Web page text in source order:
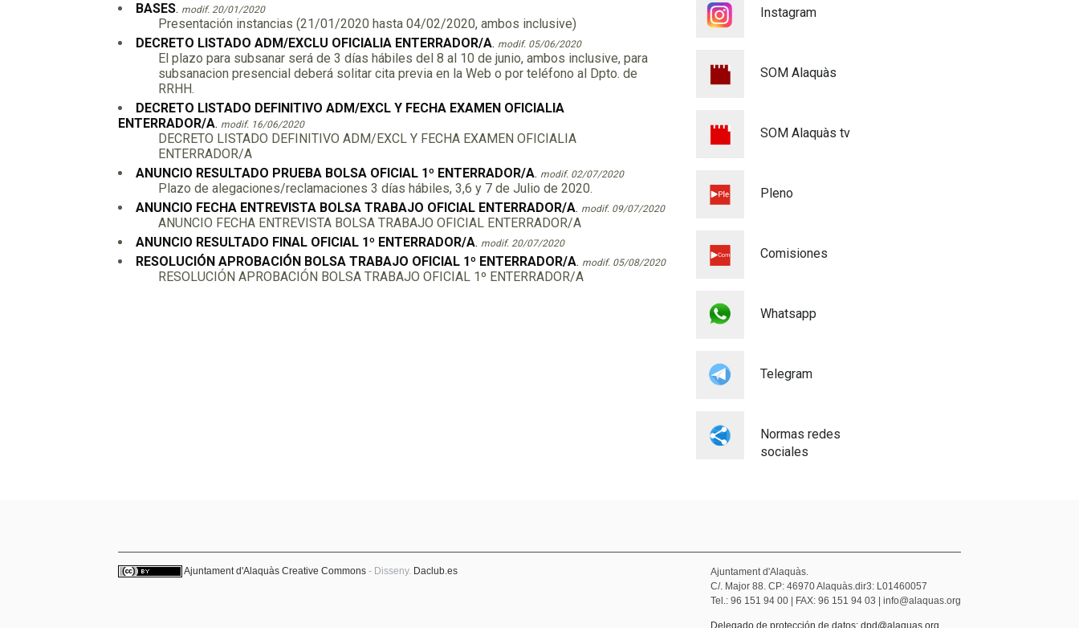
BASES. modif. 20/01/2020
Presentación instancias (21/01/2020 hasta 04/02/2020, ambos inclusive)
DECRETO LISTADO ADM/EXCLU OFICIALIA ENTERRADOR/A. modif. 05/06/2020
El plazo para subsanar será de 3 días hábiles del 8 al 10 de junio, ambos inclusive, para
subsanacion presencial deberá solitar cita previa en la Web o por teléfono al Dpto. de
RRHH.
DECRETO LISTADO DEFINITIVO ADM/EXCL Y FECHA EXAMEN OFICIALIA
ENTERRADOR/A. modif. 16/06/2020
DECRETO LISTADO DEFINITIVO ADM/EXCL Y FECHA EXAMEN OFICIALIA
ENTERRADOR/A
ANUNCIO RESULTADO PRUEBA BOLSA OFICIAL 1º ENTERRADOR/A. modif. 02/07/2020
Plazo de alegaciones/reclamaciones 3 días hábiles, 3,6 y 7 de Julio de 2020.
ANUNCIO FECHA ENTREVISTA BOLSA TRABAJO OFICIAL ENTERRADOR/A. modif. 09/07/2020
ANUNCIO FECHA ENTREVISTA BOLSA TRABAJO OFICIAL ENTERRADOR/A
ANUNCIO RESULTADO FINAL OFICIAL 1º ENTERRADOR/A. modif. 20/07/2020
RESOLUCIÓN APROBACIÓN BOLSA TRABAJO OFICIAL 1º ENTERRADOR/A. modif. 05/08/2020
RESOLUCIÓN APROBACIÓN BOLSA TRABAJO OFICIAL 1º ENTERRADOR/A
Instagram
SOM Alaquàs
SOM Alaquàs tv
Pleno
Comisiones
Whatsapp
Telegram
Normas redes
sociales
Ajuntament d'Alaquàs Creative Commons - Disseny. Daclub.es
Ajuntament d'Alaquàs.
C/. Major 88. CP: 46970 Alaquàs.dir3: L01460057
Tel.: 96 151 94 00 | FAX: 96 151 94 03 | info@alaquas.org
Delegado de protección de datos: dpd@alaquas.org